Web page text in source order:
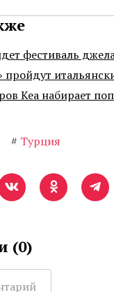
фестиваль
пройдут
Кеа набирает
# Турция
(0)